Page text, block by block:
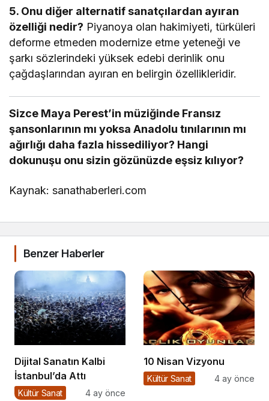
5. Onu diğer alternatif sanatçılardan ayıran
özelliği nedir? Piyanoya olan hakimiyeti, türküleri
deforme etmeden modernize etme yeteneği ve
şarkı sözlerindeki yüksek edebi derinlik onu
çağdaşlarından ayıran en belirgin özellikleridir.
Sizce Maya Perest’in müziğinde Fransız
şansonlarının mı yoksa Anadolu tınılarının mı
ağırlığı daha fazla hissediliyor? Hangi
dokunuşu onu sizin gözünüzde eşsiz kılıyor?
Kaynak: sanathaberleri.com
Benzer Haberler
Dijital Sanatın Kalbi
İstanbul’da Attı
Kültür Sanat 4 ay önce
10 Nisan Vizyonu
Kültür Sanat 4 ay önce